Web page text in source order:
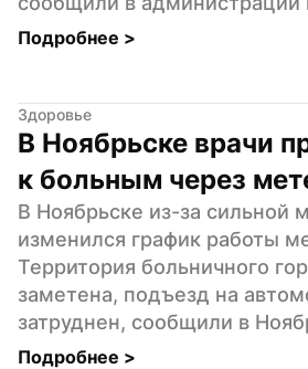
Подробнее >
Здоровье
В Ноябрьске врачи
к больным через
В Ноябрьске из-за сильной
изменился график работы
Территория больничного
заметена, подъезд на
затруднен, сообщили в
Подробнее >